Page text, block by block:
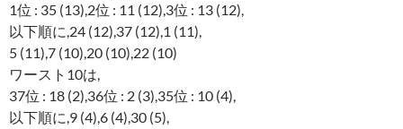
1位 : 35 (13),2位 : 11 (12),3位 : 13 (12),
以下順に,24 (12),37 (12),1 (11),
5 (11),7 (10),20 (10),22 (10)
ワースト10は,
37位 : 18 (2),36位 : 2 (3),35位 : 10 (4),
以下順に,9 (4),6 (4),30 (5),